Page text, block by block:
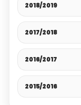
2018/2019
2017/2018
2016/2017
2015/2016